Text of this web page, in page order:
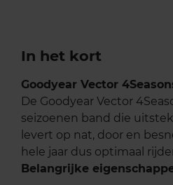
In het kort
Goodyear Vector
De Goodyear Vector
seizoenen band die
levert op nat, door en
hele jaar dus optimaal
Belangrijke